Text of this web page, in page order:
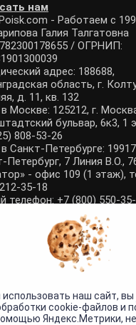
нам
- Работаем с
Галия Талгатовна
/ ОГРНИП:
адрес: 188688,
область, г.
д. 11, кв. 132
Москве: 125212, г.
бульвар, 6к3, 1
808-53-26
Санкт-Петербурге:
Петербург, 7 Линия В.О.,
- офис 109 (1 этаж),
35-18
телефон: +7 (800) 550-
manager@tour-poisk.com
admin@tour-
в Общероссийском
агентств: РТА
наш сайт, вы
cookie-файлов и
Яндекс.Метрики,